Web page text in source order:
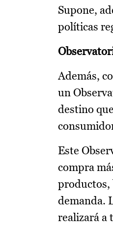
Supone,
políticas
Además,
un
destino
Este
compra
productos,
demanda.
realizará a